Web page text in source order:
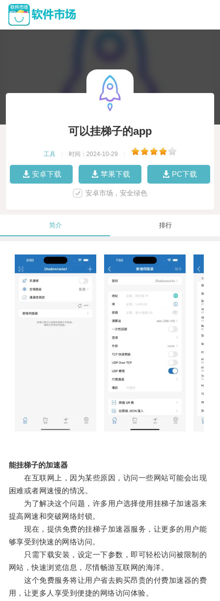
可以挂梯子的app
工具 时间：2024-10-29
安卓下载 苹果下载 PC下载
安卓市场，安全绿色
简介 排行
能挂梯子的加速器
在互联网上，因为某些原因，访问一些网站可能会出现
困难或者网速慢的情况。
为了解决这个问题，许多用户选择使用挂梯子加速器来
提高网速和突破网络封锁。
现在，提供免费的挂梯子加速器服务，让更多的用户能
够享受到快速的网络访问。
只需下载安装，设定一下参数，即可轻松访问被限制的
网站，快速浏览信息，尽情畅游互联网的海洋。
这个免费服务将让用户省去购买昂贵的付费加速器的费
用，让更多人享受到便捷的网络访问体验。